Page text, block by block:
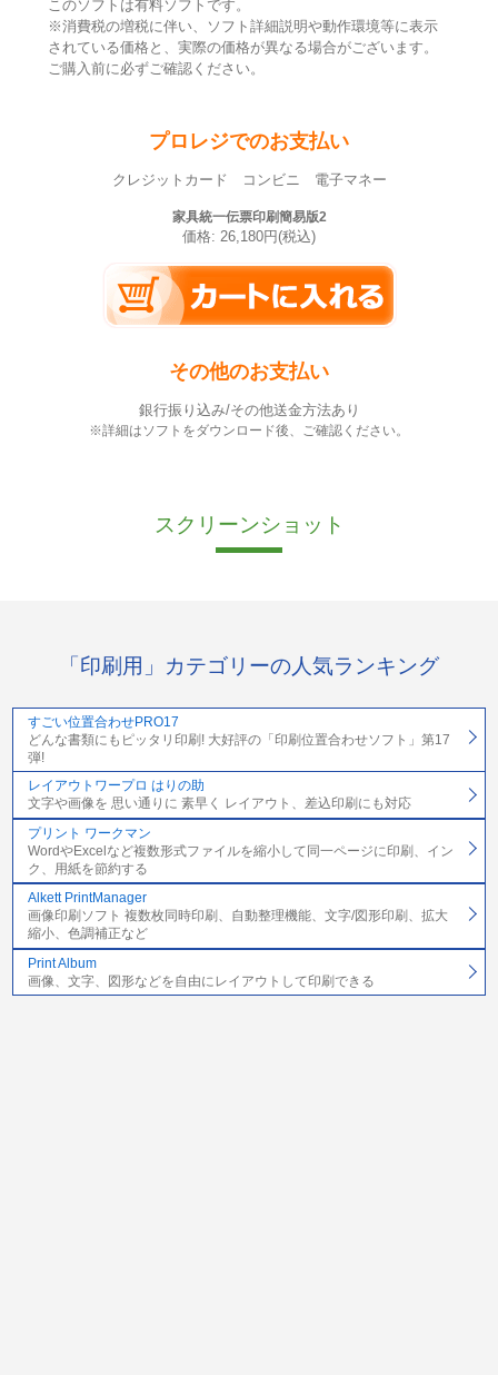
このソフトは有料ソフトです。
※消費税の増税に伴い、ソフト詳細説明や動作環境等に表示
されている価格と、実際の価格が異なる場合がございます。
ご購入前に必ずご確認ください。
プロレジでのお支払い
クレジットカード コンビニ 電子マネー
家具統一伝票印刷簡易版2
価格: 26,180円(税込)
その他のお支払い
銀行振り込み/その他送金方法あり
※詳細はソフトをダウンロード後、ご確認ください。
スクリーンショット
「印刷用」カテゴリーの人気ランキング
すごい位置合わせPRO17
どんな書類にもピッタリ印刷! 大好評の「印刷位置合わせソフト」第17
弾!
レイアウトワープロ はりの助
文字や画像を 思い通りに 素早く レイアウト、差込印刷にも対応
プリント ワークマン
WordやExcelなど複数形式ファイルを縮小して同一ページに印刷、イン
ク、用紙を節約する
Alkett PrintManager
画像印刷ソフト 複数枚同時印刷、自動整理機能、文字/図形印刷、拡大
縮小、色調補正など
Print Album
画像、文字、図形などを自由にレイアウトして印刷できる